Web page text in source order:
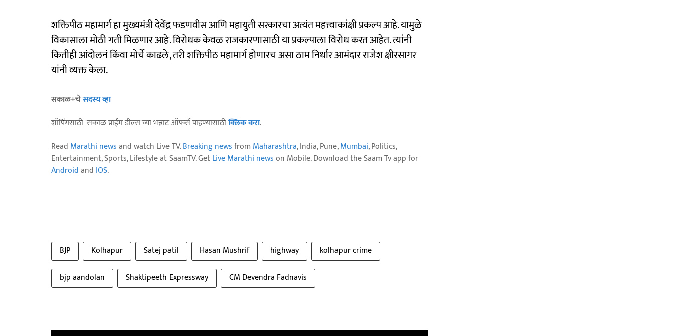
शक्तिपीठ महामार्ग हा मुख्यमंत्री देवेंद्र फडणवीस आणि महायुती सरकारचा अत्यंत महत्त्वाकांक्षी प्रकल्प आहे. यामुळे
विकासाला मोठी गती मिळणार आहे. विरोधक केवळ राजकारणासाठी या प्रकल्पाला विरोध करत आहेत. त्यांनी
कितीही आंदोलनं किंवा मोर्चे काढले, तरी शक्तिपीठ महामार्ग होणारच असा ठाम निर्धार आमंदार राजेश क्षीरसागर
यांनी व्यक्त केला.
सकाळ+चेसदस्य व्हा
शॉपिंगसाठी 'सकाळ प्राईम डील्स'च्या भन्नाट ऑफर्स पाहण्यासाठीक्लिक करा.
Read Marathi newsand watch Live TV.Breaking newsfrom Maharashtra, India, Pune,Mumbai, Politics,
Entertainment, Sports, Lifestyle at SaamTV. GetLive Marathi newson Mobile. Download the Saam Tv app for
Androidand IOS.
BJP Kolhapur Satej patil Hasan Mushrif highway
kolhapur crime
bjp aandolan
Shaktipeeth Expressway CM Devendra Fadnavis